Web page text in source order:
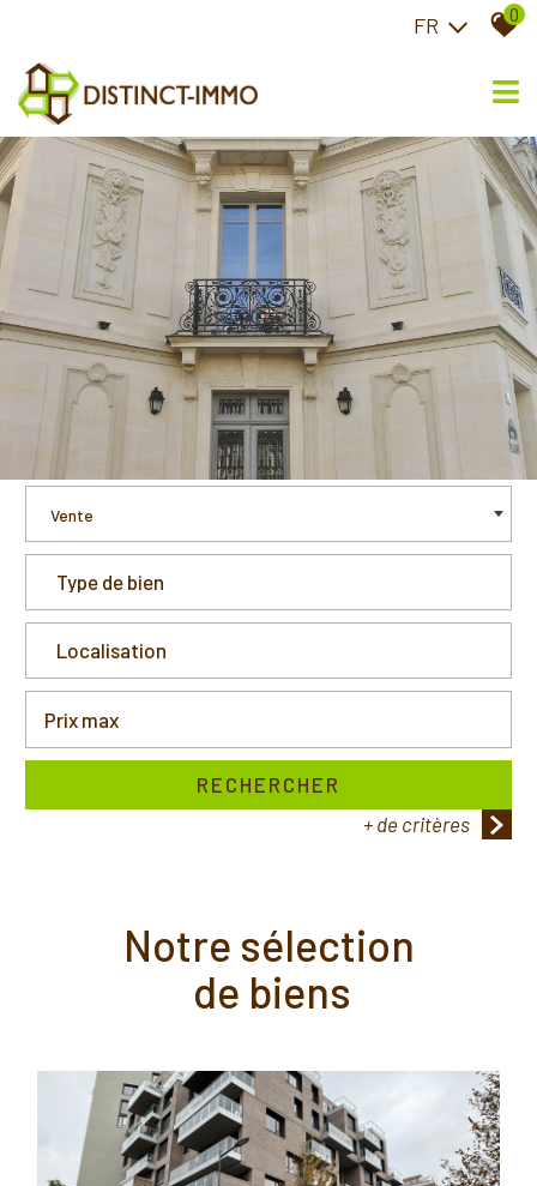
FR 0
Vente
Critères supplémentaires
Piscine Parking Terrasse
RECHERCHER
+ de critères
notre sélection
de biens